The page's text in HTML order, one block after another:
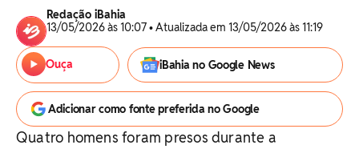
Redação iBahia
13/05/2026 às 10:07 • Atualizada em 13/05/2026 às 11:19
Ouça iBahia no Google News
Adicionar como fonte preferida no Google
Quatro homens foram presos durante a